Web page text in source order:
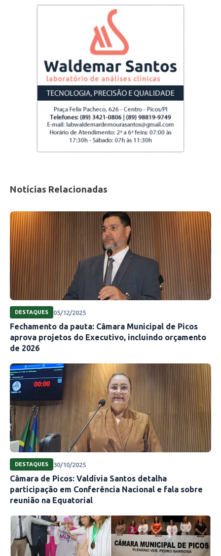
Medula Óssea, além da aprovação de nomes de
ruas e concessão de títulos e medalhas a
personalidades locais.
Fonte: Picos40graus
Notícias Relacionadas
DESTAQUES 05/12/2025
Fechamento da pauta: Câmara Municipal de Picos
aprova projetos do Executivo, incluindo orçamento
de 2026
DESTAQUES 30/10/2025
Câmara de Picos: Valdívia Santos detalha
participação em Conferência Nacional e fala sobre
reunião na Equatorial